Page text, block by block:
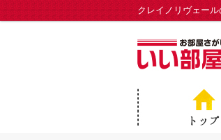
クレイノリヴェー